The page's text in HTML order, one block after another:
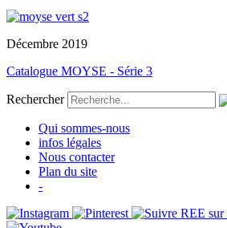
Décembre 2019
Catalogue MOYSE - Série 3
Rechercher
Qui sommes-nous
infos légales
Nous contacter
Plan du site
-